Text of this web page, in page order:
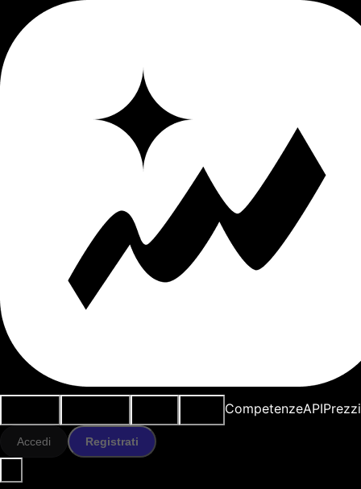
CompetenzeAPIPrezzi
Accedi Registrati